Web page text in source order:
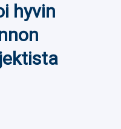
hyvin